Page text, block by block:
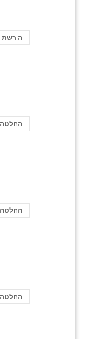
הורשת
החלטה 737
החלטה 979
החלטה 1101